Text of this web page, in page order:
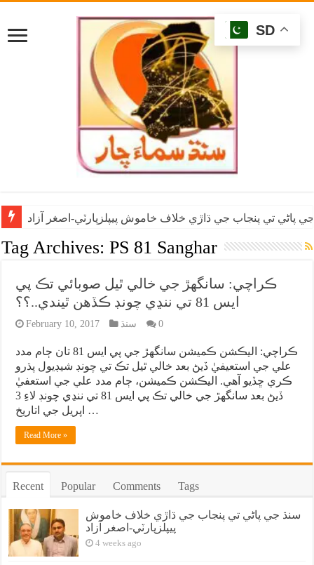
پاڻي تي پنجاب جي ڌاڙي خلاف خاموش پيپلزپارٽي-اصغر آزاد
Tag Archives:PS 81 Sanghar
ڪراچي: سانگهڙ جي خالي ٿيل صوبائي تڪ پي
ايس 81 تي ننڍي چونڊ ڪڏهن ٿيندي..؟؟
February 10, 2017 سنڌ 0
ڪراچي: اليڪشن ڪميشن سانگهڙ جي پي ايس 81 تان ڄام مدد
علي جي استعيفيٰ ڏيڻ بعد خالي ٿيل تڪ تي چونڊ شيڊيول پڌرو
ڪري ڇڏيو آهي. اليڪشن ڪميشن، ڄام مدد علي جي استعفيٰ
ڏيڻ بعد سانگهڙ جي خالي تڪ پي ايس 81 تي ننڍي چونڊ لاءِ 3
اپريل جي اتاريخ …
Read More »
Recent Popular Comments Tags
سنڌ جي پاڻي تي پنجاب جي ڌاڙي خلاف خاموش
پيپلزپارٽي-اصغر آزاد
4 weeks ago
SD